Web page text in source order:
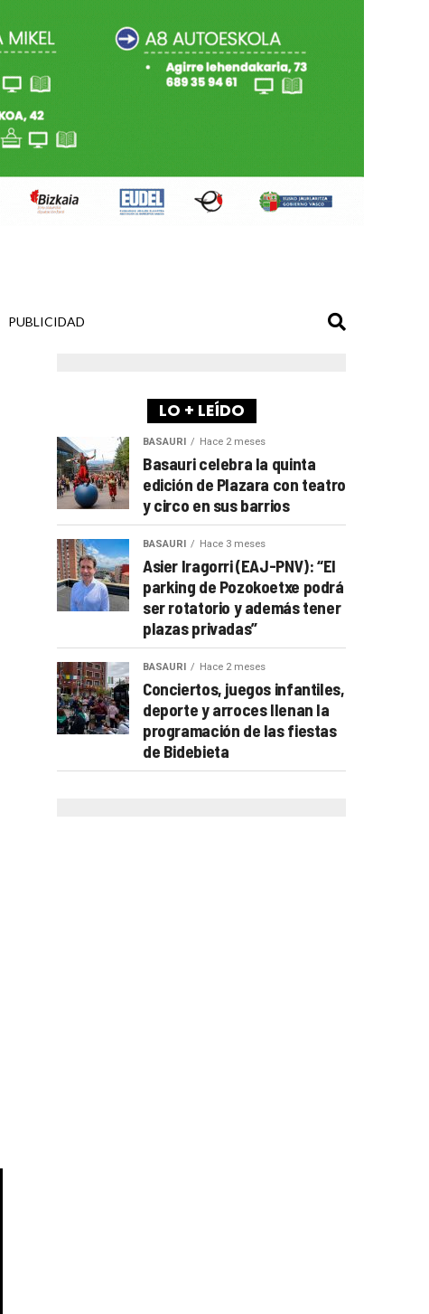
PUBLICIDAD
LO + LEÍDO
BASAURI Hace 2 meses
Basauri celebra la quinta
edición de Plazara con teatro
y circo en sus barrios
BASAURI Hace 3 meses
Asier Iragorri (EAJ-PNV): “El
parking de Pozokoetxe podrá
ser rotatorio y además tener
plazas privadas”
BASAURI Hace 2 meses
Conciertos, juegos infantiles,
deporte y arroces llenan la
programación de las fiestas
de Bidebieta